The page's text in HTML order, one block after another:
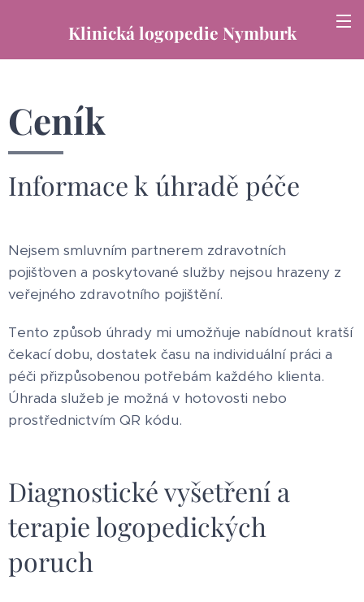
Klinická logopedie Nymburk
Ceník
Informace k úhradě péče
Nejsem smluvním partnerem zdravotních
pojišťoven a poskytované služby nejsou hrazeny z
veřejného zdravotního pojištění.
Tento způsob úhrady mi umožňuje nabídnout kratší
čekací dobu, dostatek času na individuální práci a
péči přizpůsobenou potřebám každého klienta.
Úhrada služeb je možná v hotovosti nebo
prostřednictvím QR kódu.
Diagnostické vyšetření a
terapie logopedických
poruch